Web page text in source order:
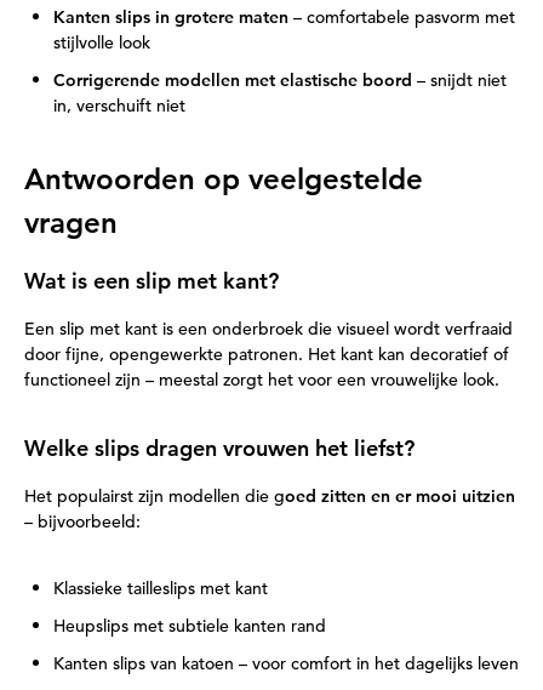
Kanten slips in grotere maten – comfortabele pasvorm met
stijlvolle look
Corrigerende modellen met elastische boord – snijdt niet
in, verschuift niet
Antwoorden op veelgestelde
vragen
Wat is een slip met kant?
Een slip met kant is een onderbroek die visueel wordt verfraaid
door fijne, opengewerkte patronen. Het kant kan decoratief of
functioneel zijn – meestal zorgt het voor een vrouwelijke look.
Welke slips dragen vrouwen het liefst?
Het populairst zijn modellen die goed zitten en er mooi uitzien
– bijvoorbeeld:
Klassieke tailleslips met kant
Heupslips met subtiele kanten rand
Kanten slips van katoen – voor comfort in het dagelijks leven